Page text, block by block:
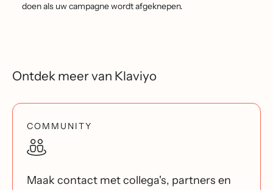
doen als uw campagne wordt afgeknepen.
Ontdek meer van Klaviyo
COMMUNITY
Maak contact met collega's, partners en